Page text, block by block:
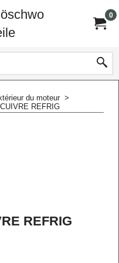
0
du moteur >
REFRIG
REFRIG